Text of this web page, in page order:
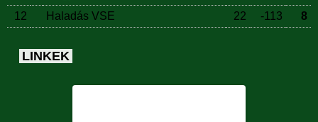
12
Haladás VSE 22 -113 8
LINKEK